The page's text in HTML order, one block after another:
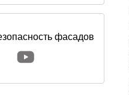
фасадов